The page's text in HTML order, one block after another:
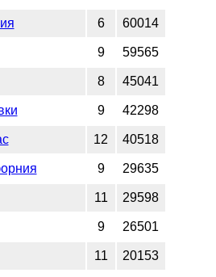
6 60014
9 59565
8 45041
9 42298
12 40518
9 29635
11 29598
9 26501
11 20153